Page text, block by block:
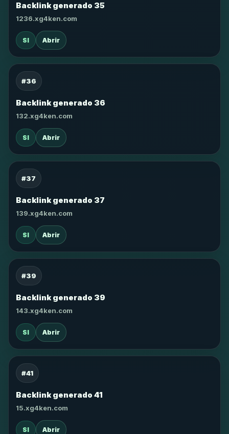
Backlink generado 35
1236.xg4ken.com
SI Abrir
#36
Backlink generado 36
132.xg4ken.com
SI Abrir
#37
Backlink generado 37
139.xg4ken.com
SI Abrir
#39
Backlink generado 39
143.xg4ken.com
SI Abrir
#41
Backlink generado 41
15.xg4ken.com
SI Abrir